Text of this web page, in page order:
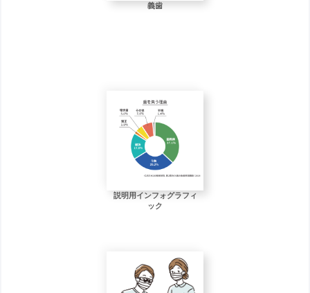
義歯
説明用インフォグラフィ
ック